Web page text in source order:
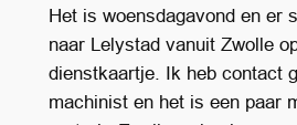
Het is woensdagavond en er
naar Lelystad vanuit Zwolle
dienstkaartje. Ik heb contact
machinist en het is een paar